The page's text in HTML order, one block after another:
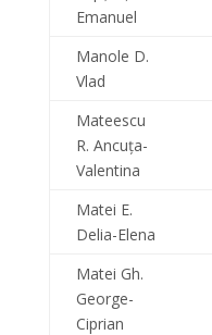
Emanuel
Manole D.
Vlad
Mateescu
R. Ancuţa-
Valentina
Matei E.
Delia-Elena
Matei Gh.
George-
Ciprian